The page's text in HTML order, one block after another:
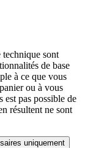
technique sont
de base
à ce que vous
ou à vous
est pas possible de
résultent ne sont
uniquement